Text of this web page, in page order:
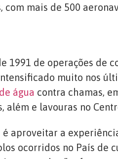
mais de 500
de operações de
muito nos
água contra chamas,
além e lavouras no
aproveitar a
ocorridos no País de